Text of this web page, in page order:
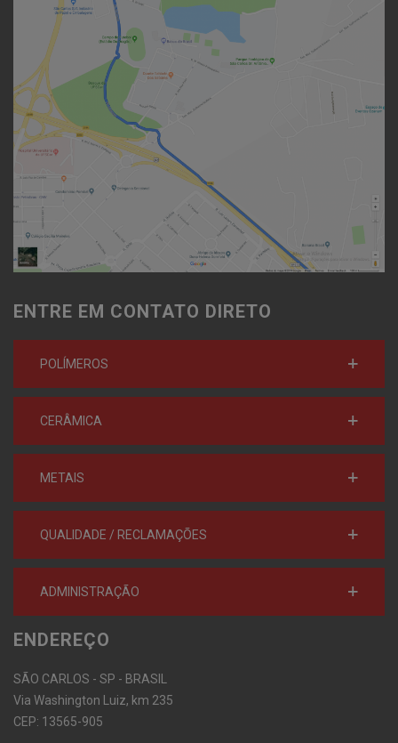
ENTRE EM CONTATO DIRETO
POLÍMEROS
CERÂMICA
METAIS
QUALIDADE / RECLAMAÇÕES
ADMINISTRAÇÃO
ENDEREÇO
SÃO CARLOS - SP - BRASIL
Via Washington Luiz, km 235
CEP: 13565-905